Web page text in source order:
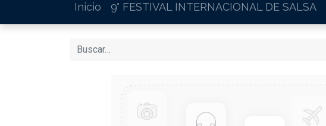
Inicio 9° FESTIVAL INTERNACIONAL DE SALSA